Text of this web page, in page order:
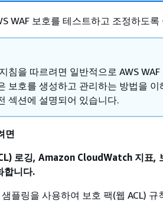
WAF 보호를 테스트하고 조정하도
침을 따르려면 일반적으로 AWS
보호를 생성하고 관리하는 방법을
섹션에 설명되어 있습니다.
면
로깅, Amazon CloudWatch 지표,
합니다.
플링을 사용하여 보호 팩(웹 ACL)